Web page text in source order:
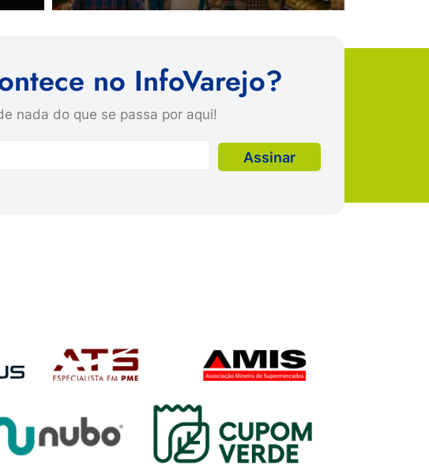
no InfoVarejo?
nada do que se passa por aqui!